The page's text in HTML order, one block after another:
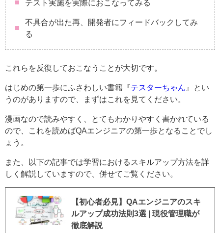
テスト実施を実際におこなってみる
不具合が出た再、開発者にフィードバックしてみ
る
これらを反復しておこなうことが大切です。
はじめの第一歩にふさわしい書籍『テスターちゃん
』とい
うのがありますので、まずはこれを見てください。
漫画なので読みやすく、とてもわかりやすく書かれている
ので、これを読めばQAエンジニアの第一歩となることでし
ょう。
また、以下の記事では学習におけるスキルアップ方法を詳
しく解説していますので、併せてご覧ください。
【初心者必見】QAエンジニアのスキ
ルアップ成功法則3選 | 現役管理職が
徹底解説